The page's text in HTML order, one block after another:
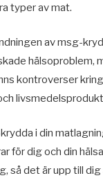
typer av mat.
av msg-
hälsoproblem,
kontroverser
i din
för dig och din
så det är upp till